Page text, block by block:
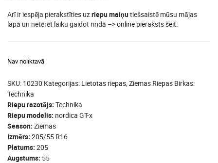
Arī ir iespēja pierakstīties uzriepu maiņutiešsaistē mūsu mājas
lapā un netērēt laiku gaidot rindā –>online pieraksts šeit
Nav noliktavā
SKU: 10230 Kategorijas: Lietotas riepas Ziemas Riepas Birkas:
Technika
Riepu razotājs Technika
Riepu modelis nordica GT-x
Season Ziemas
Izmērs 205/55 R16
Platums 205
Augstums 55